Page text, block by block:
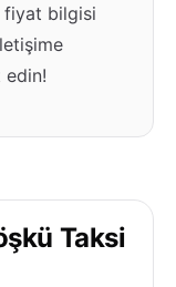
fiyat bilgisi
edin!
Taksi